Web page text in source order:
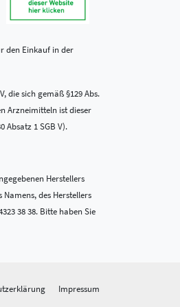
den Einkauf in der
die sich gemäß §129 Abs.
Arzneimitteln ist dieser
1 SGB V).
Herstellers
des Herstellers
38 38. Bitte haben Sie
Impressum